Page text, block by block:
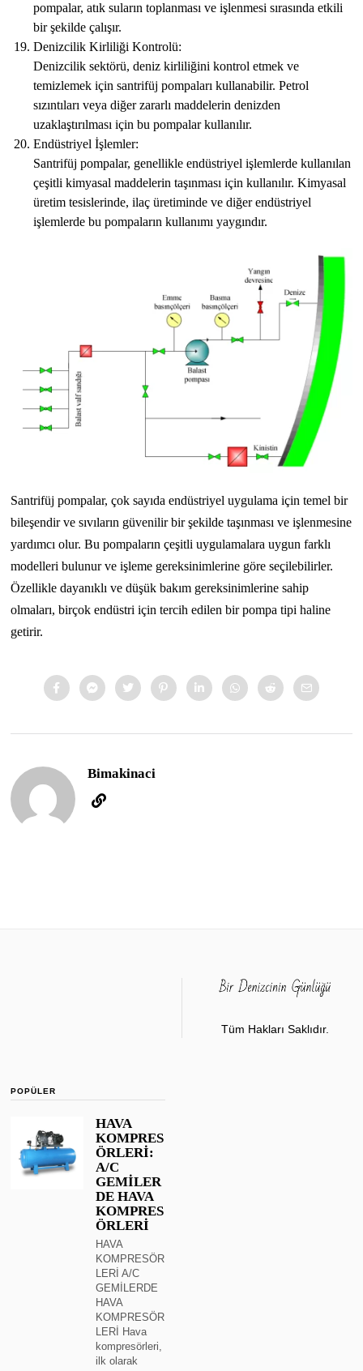
pompalar, atık suların toplanması ve işlenmesi sırasında etkili
bir şekilde çalışır.
Denizcilik Kirliliği Kontrolü:
Denizcilik sektörü, deniz kirliliğini kontrol etmek ve
temizlemek için santrifüj pompaları kullanabilir. Petrol
sızıntıları veya diğer zararlı maddelerin denizden
uzaklaştırılması için bu pompalar kullanılır.
Endüstriyel İşlemler:
Santrifüj pompalar, genellikle endüstriyel işlemlerde kullanılan
çeşitli kimyasal maddelerin taşınması için kullanılır. Kimyasal
üretim tesislerinde, ilaç üretiminde ve diğer endüstriyel
işlemlerde bu pompaların kullanımı yaygındır.
Santrifüj pompalar, çok sayıda endüstriyel uygulama için temel bir
bileşendir ve sıvıların güvenilir bir şekilde taşınması ve işlenmesine
yardımcı olur. Bu pompaların çeşitli uygulamalara uygun farklı
modelleri bulunur ve işleme gereksinimlerine göre seçilebilirler.
Özellikle dayanıklı ve düşük bakım gereksinimlerine sahip
olmaları, birçok endüstri için tercih edilen bir pompa tipi haline
getirir.
Bimakinaci
Tüm Hakları Saklıdır.
POPÜLER
HAVA
KOMPRES
ÖRLERİ:
A/C
GEMİLER
DE HAVA
KOMPRES
ÖRLERİ
HAVA
KOMPRESÖR
LERİ A/C
GEMİLERDE
HAVA
KOMPRESÖR
LERİ Hava
kompresörleri,
ilk olarak